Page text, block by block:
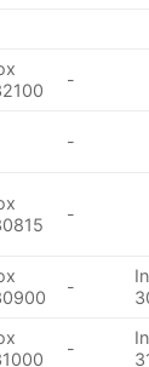
-
-
-
-
-